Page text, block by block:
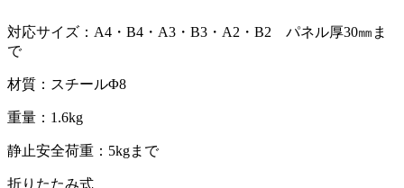
対応サイズ：A4・B4・A3・B3・A2・B2 パネル厚30㎜ま
で
材質：スチールΦ8
重量：1.6kg
静止安全荷重：5kgまで
折りたたみ式